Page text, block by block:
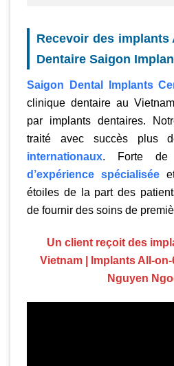
Recevoir des implants
Dentaire Saigon
Saigon Dental Implants
clinique dentaire au
par implants dentaires.
traité avec succès plus
internationaux. Forte
d’expérience spécialisée
étoiles de la part des
de fournir des soins de
Un client reçoit des
Vietnam | Implants All-
Nguyen